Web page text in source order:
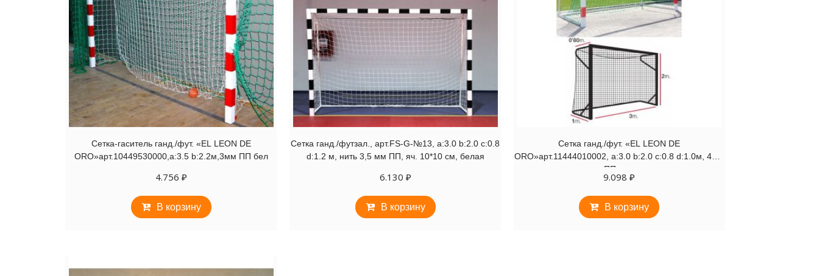
Сетка-гаситель ганд./фут. «EL LEON DE
ORO»арт.10449530000,a:3.5 b:2.2м,3мм ПП бел
4.756 ₽
В корзину
Сетка ганд./футзал., арт.FS-G-№13, a:3.0 b:2.0 c:0.8
d:1.2 м, нить 3,5 мм ПП, яч. 10*10 см, белая
6.130 ₽
В корзину
Сетка ганд./фут. «EL LEON DE
ORO»арт.11444010002, a:3.0 b:2.0 c:0.8 d:1.0м, 4мм
ПП зел.
9.098₽
В корзину